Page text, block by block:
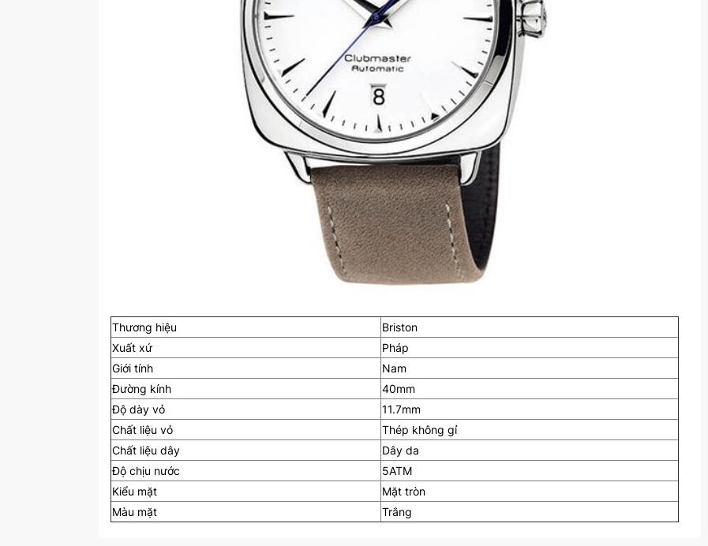
Thương hiệu
Briston
Xuất xứ
Pháp
Giới tính
Nam
Đường kính
40mm
Độ dày vỏ
11.7mm
Chất liệu vỏ
Thép không gỉ
Chất liệu dây
Dây da
Độ chịu nước
5ATM
Kiểu mặt
Mặt tròn
Màu mặt
Trắng